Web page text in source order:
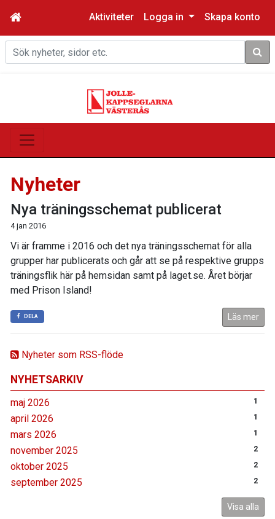
Aktiviteter Logga in Skapa konto
Sök
Nyheter som RSS-flöde
NYHETSARKIV
maj 2026 1
april 2026 1
mars 2026 1
november 2025 2
oktober 2025 2
september 2025 2
Visa alla
Nyheter
Nya träningsschemat publicerat
4 jan 2016
Vi är framme i 2016 och det nya träningsschemat för alla
grupper har publicerats och går att se på respektive grupps
träningsflik här på hemsidan samt på laget.se. Året börjar
med Prison Island!
DELA Läs mer